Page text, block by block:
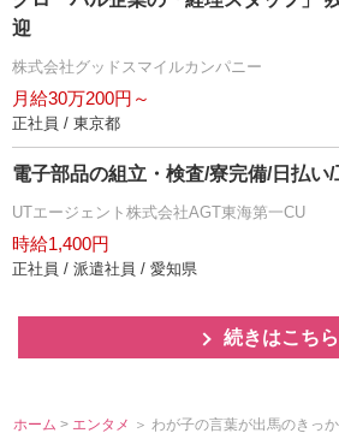
迎
株式会社グッドスマイルカンパニー
月給30万200円～
正社員 / 東京都
電子部品の組立・検査/寮完備/日払い
UTエージェント株式会社AGT東海第一CU
時給1,400円
正社員 / 派遣社員 / 愛知県
続きはこちら
ホーム > エンタメ ＞ わが子の言葉が出馬のきっ